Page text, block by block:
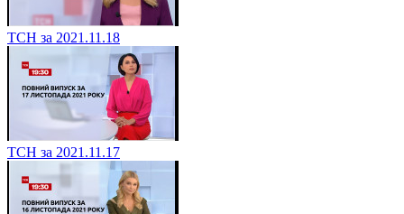
ТСН за 2021.11.18
ТСН за 2021.11.17